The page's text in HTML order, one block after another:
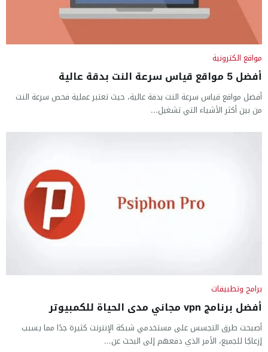
مواقع الكترونية
أفضل 5 مواقع قياس سرعة النت بدقة عالية
أفضل مواقع قياس سرعة النت بدقة عالية، حيث تعتبر عملية فحص سرعة النت
من بين أكثر الأشياء التي تشغيل...
برامج وتطبيقات
أفضل برنامج vpn مجاني مدى الحياة للكمبيوتر
أصبحت طرق التجسس على مستخدمي شبكة الإنترنت كثيرة جدًا مما يسبب
إزعاجًا للجميع، الأمر الذي دفعهم إلى البحث عن...